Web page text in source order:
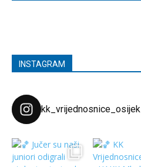
INSTAGRAM
kk_vrijednosnice_osijek